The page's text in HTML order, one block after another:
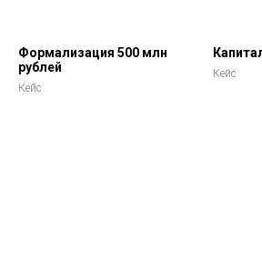
Формализация 500 млн
рублей
Кейс
Кейс